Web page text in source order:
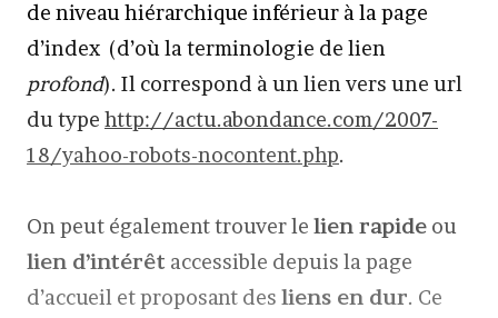
de niveau hiérarchique inférieur à la page
d’index (d’où la terminologie de lien
profond). Il correspond à un lien vers une url
du type http://actu.abondance.com/2007-
18/yahoo-robots-nocontent.php.
On peut également trouver le lien rapide ou
lien d’intérêt accessible depuis la page
d’accueil et proposant des liens en dur. Ce